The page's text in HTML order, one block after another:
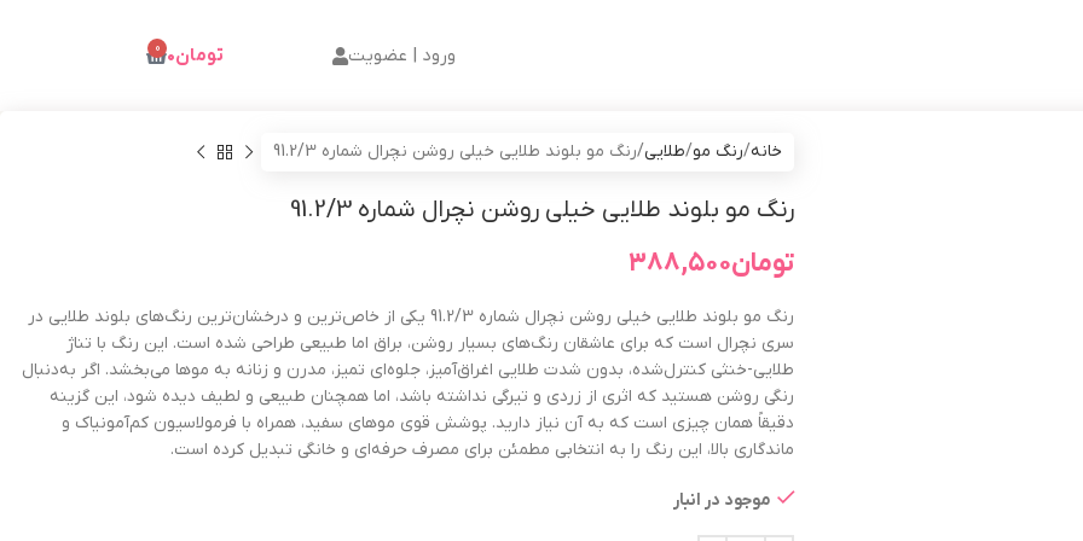
ورود | عضویت تومان۰ 0
خانه رنگ مو طلایی رنگ مو بلوند طلایی خیلی روشن نچرال شماره 91.2/3
رنگ مو بلوند طلایی خیلی روشن نچرال شماره 91.2/3
تومان۳۸۸,۵۰۰
رنگ مو بلوند طلایی خیلی روشن نچرال شماره 91.2/3 یکی از خاص‌ترین و درخشان‌ترین رنگ‌های بلوند طلایی در
سری نچرال است که برای عاشقان رنگ‌های بسیار روشن، براق اما طبیعی طراحی شده است. این رنگ با تناژ
طلایی-خنثی کنترل‌شده، بدون شدت طلایی اغراق‌آمیز، جلوه‌ای تمیز، مدرن و زنانه به موها می‌بخشد. اگر به‌دنبال
رنگی روشن هستید که اثری از زردی و تیرگی نداشته باشد، اما همچنان طبیعی و لطیف دیده شود، این گزینه
دقیقاً همان چیزی است که به آن نیاز دارید. پوشش قوی موهای سفید، همراه با فرمولاسیون کم‌آمونیاک و
ماندگاری بالا، این رنگ را به انتخابی مطمئن برای مصرف حرفه‌ای و خانگی تبدیل کرده است.
موجود در انبار